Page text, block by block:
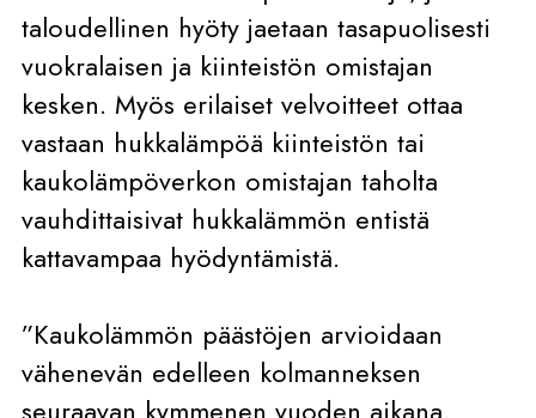
taloudellinen hyöty jaetaan tasapuolisesti
vuokralaisen ja kiinteistön omistajan
kesken. Myös erilaiset velvoitteet ottaa
vastaan hukkalämpöä kiinteistön tai
kaukolämpöverkon omistajan taholta
vauhdittaisivat hukkalämmön entistä
kattavampaa hyödyntämistä.
”Kaukolämmön päästöjen arvioidaan
vähenevän edelleen kolmanneksen